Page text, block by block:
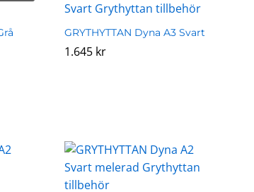
GRYTHYTTAN Dyna A3 Svart
1.645 kr
1.645 kr